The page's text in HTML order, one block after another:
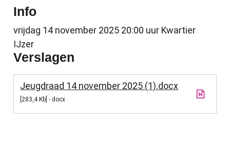
Info
vrijdag 14 november 2025 20:00 uur Kwartier
IJzer
Verslagen
Jeugdraad 14 november 2025 (1).docx
283,4 Kb docx